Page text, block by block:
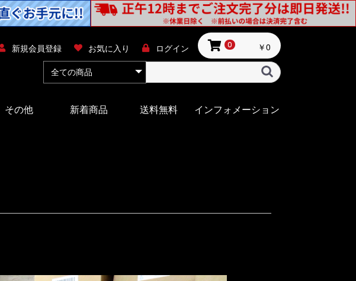
新規会員登録 お気に入り ログイン 0 ￥0
その他 新着商品 送料無料 インフォメーション